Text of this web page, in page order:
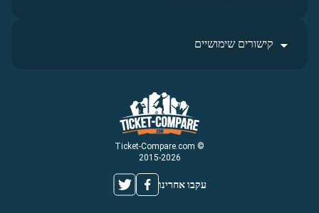
© Ticket-Compare.com
2015-2026
עקבו אחרינו
קישורים שימושיים